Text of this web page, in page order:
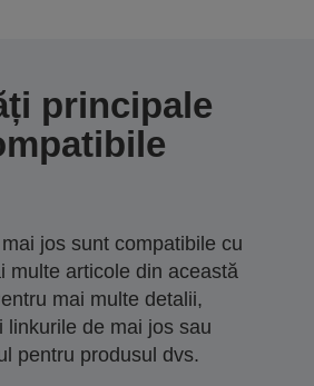
principale
jos sunt compatibile cu
multe articole din această
mai multe detalii,
linkurile de mai jos sau
pentru produsul dvs.